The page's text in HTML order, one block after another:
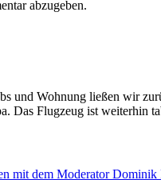
abzugeben.
und Wohnung ließen wir
Das Flugzeug ist weiterhin